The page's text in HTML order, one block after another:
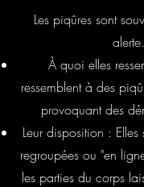
Les piqûres sont
alerte.
À quoi elles
ressemblent à des
provoquant des
Leur disposition : Elles
regroupées ou "en
les parties du corps